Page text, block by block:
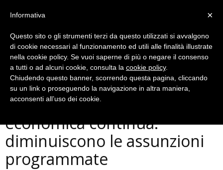
Economia
In provincia di Terni, la crisi
economica continua:
diminuiscono le assunzioni
programmate
×
Informativa
Questo sito o gli strumenti terzi da questo utilizzati si avvalgono
di cookie necessari al funzionamento ed utili alle finalità illustrate
nella cookie policy. Se vuoi saperne di più o negare il consenso
a tutti o ad alcuni cookie, consulta la cookie policy.
Chiudendo questo banner, scorrendo questa pagina, cliccando
su un link o proseguendo la navigazione in altra maniera,
acconsenti all’uso dei cookie.